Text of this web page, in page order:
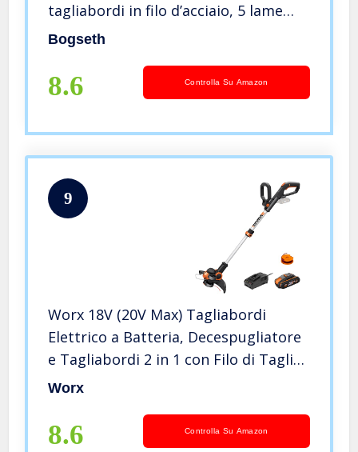
tagliabordi in filo d’acciaio, 5 lame
metalliche, lame per sega circolare,
impugnatura regolabile.
Bogseth
8.6 Controlla Su Amazon
9
Worx 18V (20V Max) Tagliabordi
Elettrico a Batteria, Decespugliatore
e Tagliabordi 2 in 1 con Filo di Taglio,
Diametro di Taglio 30 cm, velocità
Worx
8.6 Controlla Su Amazon